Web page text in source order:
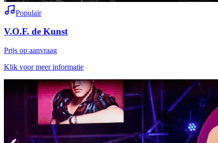
Populair
V.O.F. de Kunst
Prijs op aanvraag
Klik voor meer informatie